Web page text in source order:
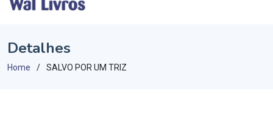
Detalhes
Home SALVO POR UM TRIZ